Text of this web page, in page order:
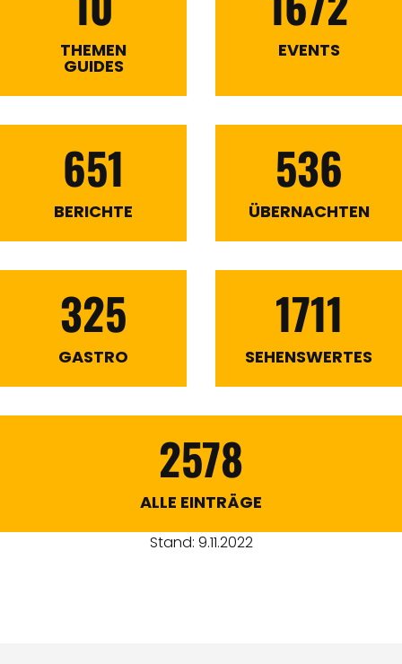
THEMEN
GUIDES
EVENTS
651
BERICHTE
536
ÜBERNACHTEN
325
GASTRO
1711
SEHENSWERTES
2578
ALLE EINTRÄGE
Stand: 9.11.2022